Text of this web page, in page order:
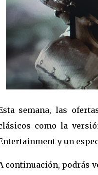
semana, las
como la
y un
continuación, podrás